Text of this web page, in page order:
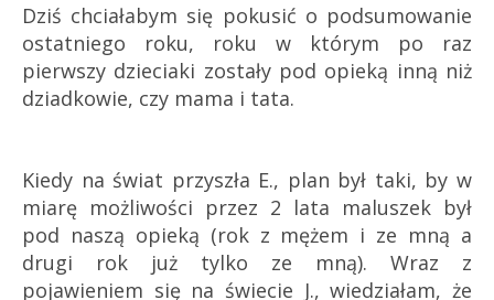
Dziś chciałabym się pokusić o podsumowanie
ostatniego roku, roku w którym po raz
pierwszy dzieciaki zostały pod opieką inną niż
dziadkowie, czy mama i tata.
Kiedy na świat przyszła E., plan był taki, by w
miarę możliwości przez 2 lata maluszek był
pod naszą opieką (rok z mężem i ze mną a
drugi rok już tylko ze mną). Wraz z
pojawieniem się na świecie J., wiedziałam, że